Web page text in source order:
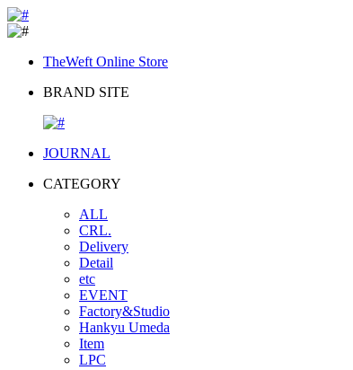
TheWeft Online Store
BRAND SITE
JOURNAL
CATEGORY
ALL
CRL.
Delivery
Detail
etc
EVENT
Factory&Studio
Hankyu Umeda
Item
LPC